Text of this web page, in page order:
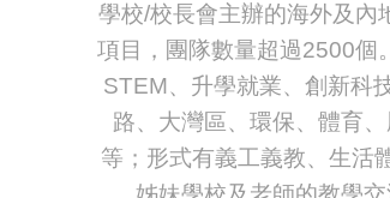
學校/校長會主辦的海外及內
項目，團隊數量超過2500個
STEM、升學就業、創新科
路、大灣區、環保、體育
等；形式有義工義教、生活